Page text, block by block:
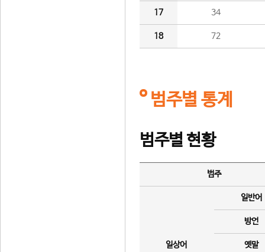
17 34
18 72
범주별 통계
범주별 현황
범주
일상어
일반어
방언
옛말